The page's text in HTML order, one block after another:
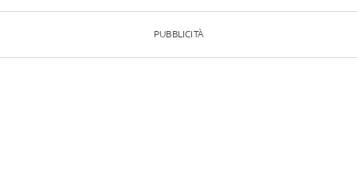
PUBBLICITÀ